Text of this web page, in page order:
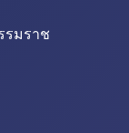
รมราช